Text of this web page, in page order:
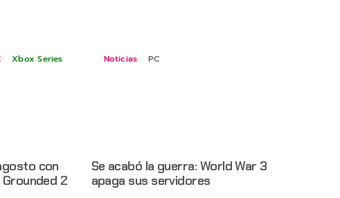
Xbox Series
con
2
Noticias PC
Se acabó la guerra: World War 3
apaga sus servidores